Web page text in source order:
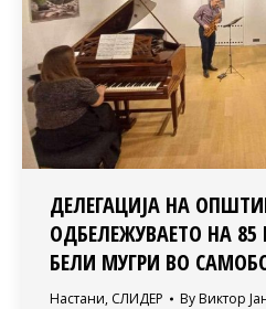
ДЕЛЕГАЦИЈА НА
ОДБЕЛЕЖУВАЕТО НА
БЕЛИ МУГРИ ВО
Настани, СЛИДЕР By Виктор